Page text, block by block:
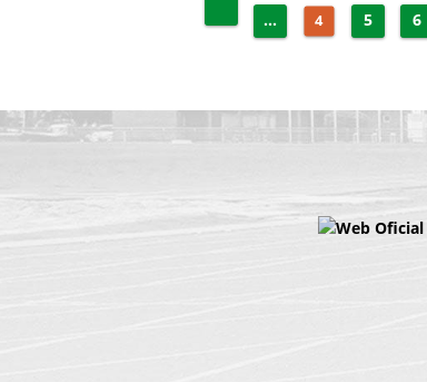
... 4 5 6